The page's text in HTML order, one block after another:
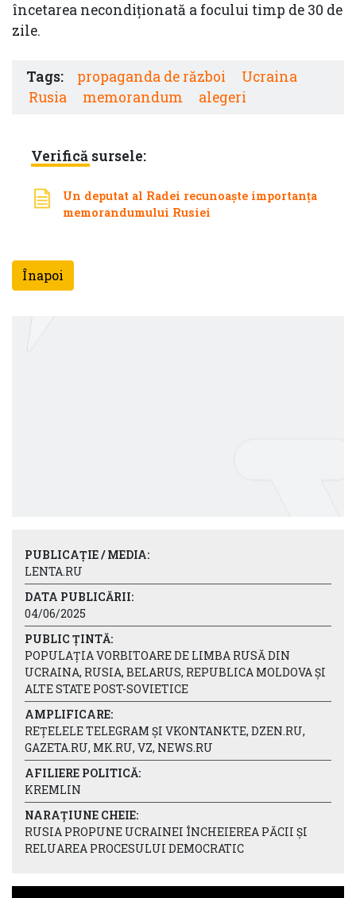
încetarea necondiționată a focului timp de 30 de
zile.
Tags: propaganda de război
Ucraina
Rusia
memorandum alegeri
Verifică sursele:
Un deputat al Radei recunoaște importanța
memorandumului Rusiei
Înapoi
PUBLICAȚIE / MEDIA:
LENTA.RU
DATA PUBLICĂRII:
04/06/2025
PUBLIC ȚINTĂ:
POPULAȚIA VORBITOARE DE LIMBA RUSĂ DIN
UCRAINA, RUSIA, BELARUS, REPUBLICA MOLDOVA ȘI
ALTE STATE POST-SOVIETICE
AMPLIFICARE:
REȚELELE TELEGRAM ȘI VKONTANKTE, DZEN.RU,
GAZETA.RU, MK.RU, VZ, NEWS.RU
AFILIERE POLITICĂ:
KREMLIN
NARAȚIUNE CHEIE:
RUSIA PROPUNE UCRAINEI ÎNCHEIEREA PĂCII ȘI
RELUAREA PROCESULUI DEMOCRATIC